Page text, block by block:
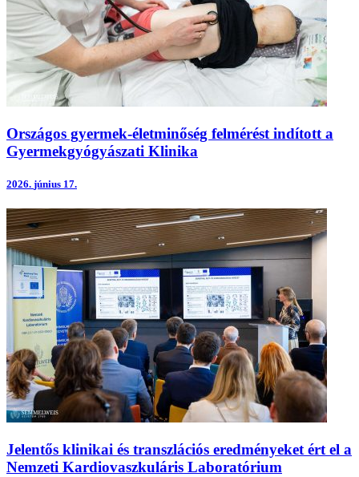
Országos gyermek-életminőség felmérést indított a
Gyermekgyógyászati Klinika
2026. június 17.
Jelentős klinikai és transzlációs eredményeket ért el a
Nemzeti Kardiovaszkuláris Laboratórium